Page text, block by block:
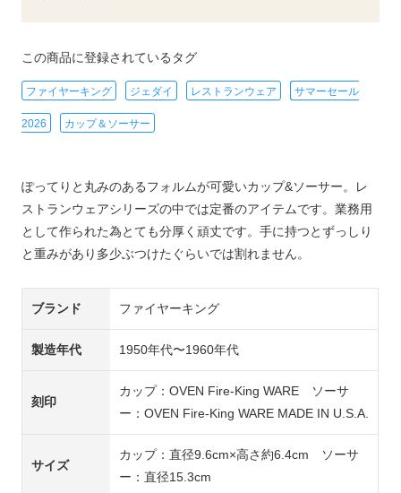
この商品に登録されているタグ
ファイヤーキング ジェダイ レストランウェア サマーセール
2026 カップ＆ソーサー
ぽってりと丸みのあるフォルムが可愛いカップ&ソーサー。レ
ストランウェアシリーズの中では定番のアイテムです。業務用
として作られた為とても分厚く頑丈です。手に持つとずっしり
と重みがあり多少ぶつけたぐらいでは割れません。
ブランド ファイヤーキング
製造年代 1950年代〜1960年代
刻印
カップ：OVEN Fire-King WARE ソーサ
ー：OVEN Fire-King WARE MADE IN U.S.A.
サイズ
カップ：直径9.6cm×高さ約6.4cm ソーサ
ー：直径15.3cm